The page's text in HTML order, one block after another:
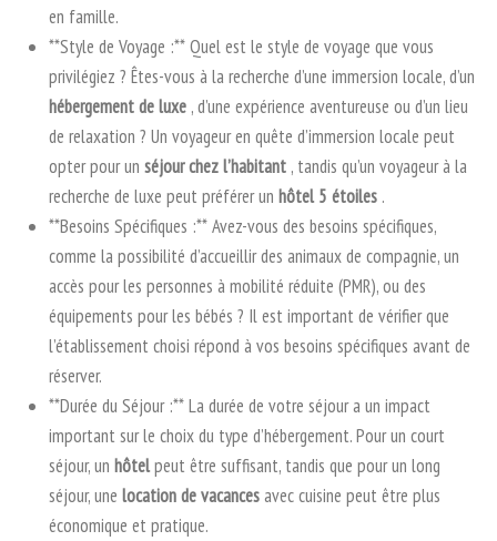
en famille.
**Style de Voyage :** Quel est le style de voyage que vous
privilégiez ? Êtes-vous à la recherche d’une immersion locale, d’un
hébergement de luxe , d’une expérience aventureuse ou d’un lieu
de relaxation ? Un voyageur en quête d’immersion locale peut
opter pour un séjour chez l’habitant , tandis qu’un voyageur à la
recherche de luxe peut préférer un hôtel 5 étoiles .
**Besoins Spécifiques :** Avez-vous des besoins spécifiques,
comme la possibilité d’accueillir des animaux de compagnie, un
accès pour les personnes à mobilité réduite (PMR), ou des
équipements pour les bébés ? Il est important de vérifier que
l’établissement choisi répond à vos besoins spécifiques avant de
réserver.
**Durée du Séjour :** La durée de votre séjour a un impact
important sur le choix du type d’hébergement. Pour un court
séjour, un hôtelpeut être suffisant, tandis que pour un long
séjour, une location de vacancesavec cuisine peut être plus
économique et pratique.